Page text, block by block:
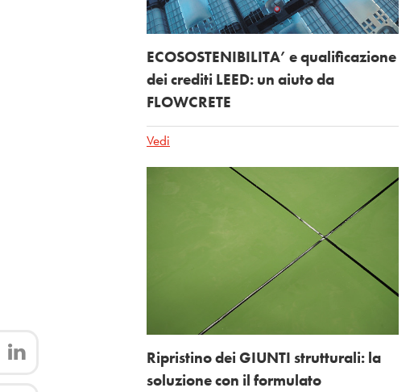
ECOSOSTENIBILITA’ e qualificazione
dei crediti LEED: un aiuto da
FLOWCRETE
Vedi
Ripristino dei GIUNTI strutturali: la
soluzione con il formulato